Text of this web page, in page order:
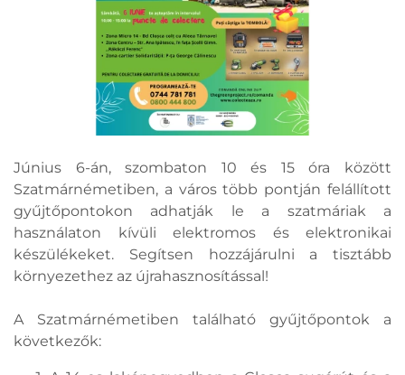
Június 6-án, szombaton 10 és 15 óra között
Szatmárnémetiben, a város több pontján felállított
gyűjtőpontokon adhatják le a szatmáriak a
használaton kívüli elektromos és elektronikai
készülékeket. Segítsen hozzájárulni a tisztább
környezethez az újrahasznosítással!
A Szatmárnémetiben található gyűjtőpontok a
következők: